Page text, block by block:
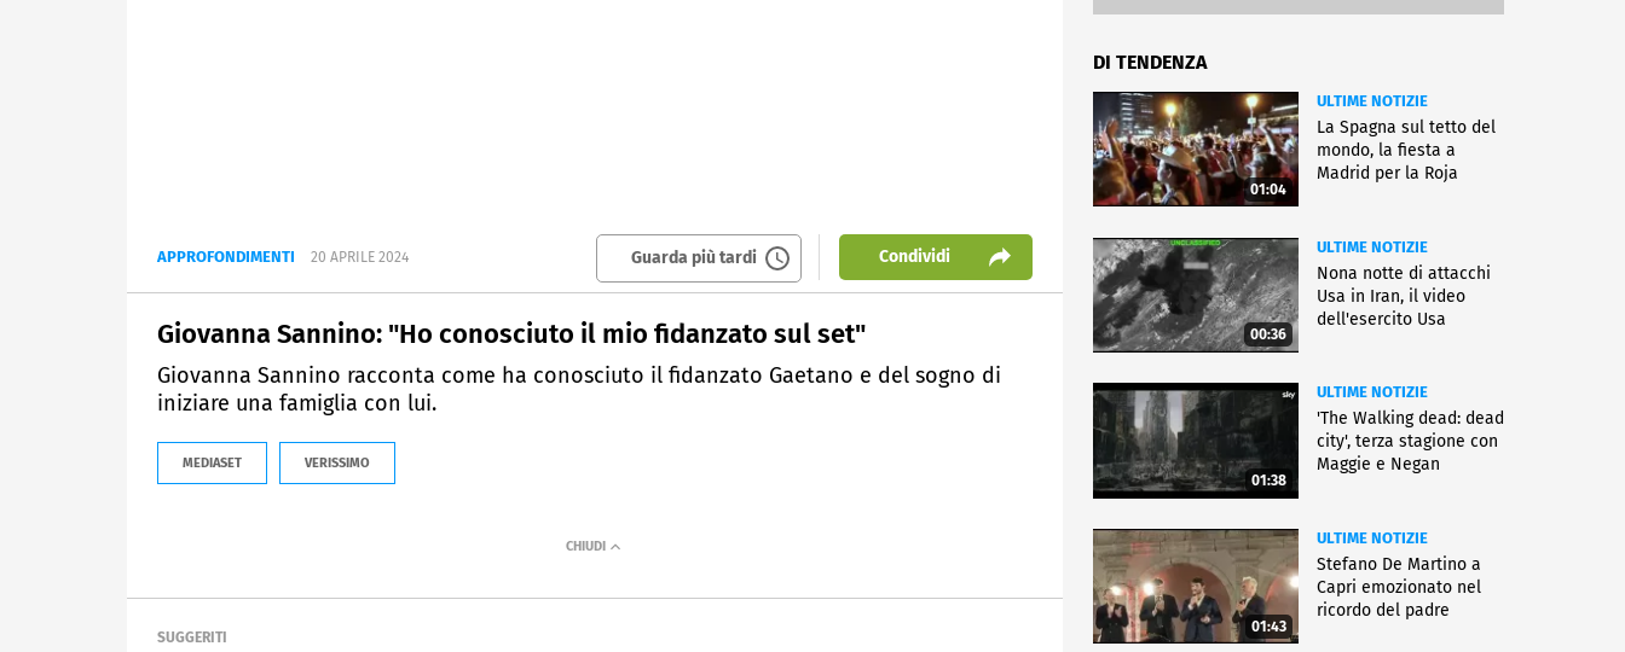
APPROFONDIMENTI 20 APRILE 2024 Guarda più tardi Condividi
Giovanna Sannino: "Ho conosciuto il mio fidanzato sul set"
Giovanna Sannino racconta come ha conosciuto il fidanzato Gaetano e del sogno di
iniziare una famiglia con lui.
MEDIASET VERISSIMO
SUGGERITI
DI TENDENZA
01:04
ULTIME NOTIZIE
La Spagna sul tetto del
mondo, la fiesta a
Madrid per la Roja
00:36
ULTIME NOTIZIE
Nona notte di attacchi
Usa in Iran, il video
dell'esercito Usa
01:38
ULTIME NOTIZIE
'The Walking dead: dead
city', terza stagione con
Maggie e Negan
01:43
ULTIME NOTIZIE
Stefano De Martino a
Capri emozionato nel
ricordo del padre